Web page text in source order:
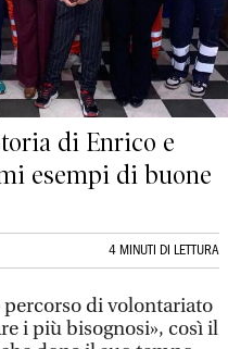
di Enrico e
esempi di buone
4 MINUTI DI LETTURA
di volontariato
i più bisognosi», così il